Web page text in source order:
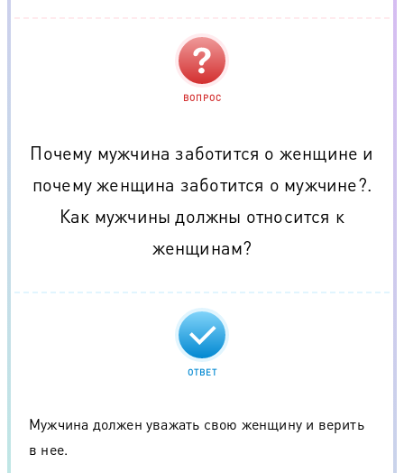
ВОПРОС
Почему мужчина заботится о женщине и
почему женщина заботится о мужчине?.
Как мужчины должны относится к
женщинам?
ОТВЕТ
Мужчина должен уважать свою женщину и верить
в нее.